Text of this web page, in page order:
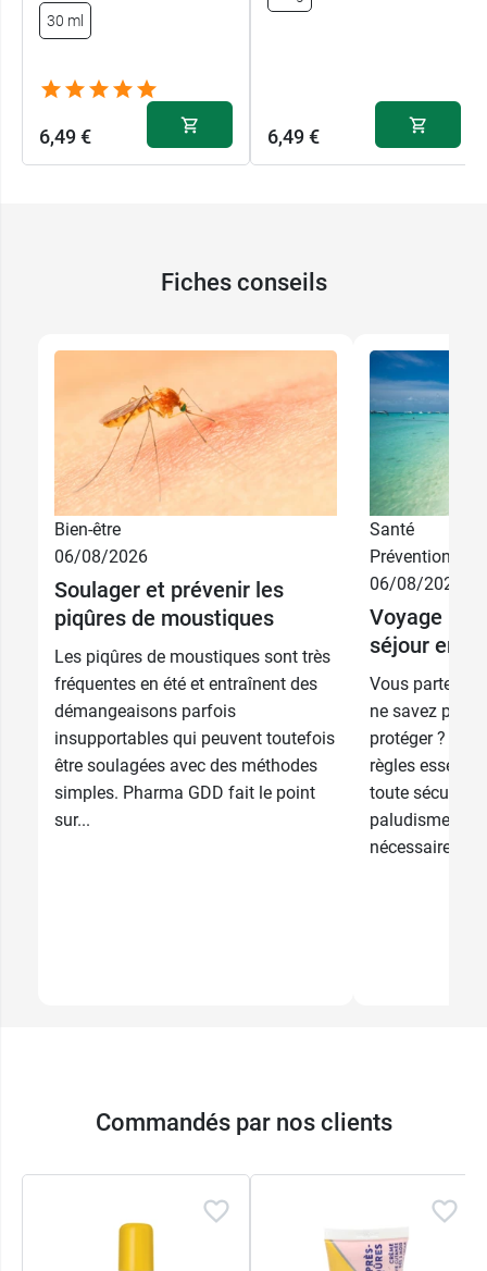
30 ml
6,49 € 6,49 €
Fiches conseils
Bien-être
06/08/2026
Soulager et prévenir les
piqûres de moustiques
Les piqûres de moustiques sont très
fréquentes en été et entraînent des
démangeaisons parfois
insupportables qui peuvent toutefois
être soulagées avec des méthodes
simples. Pharma GDD fait le point
sur...
Santé
Prévention
06/08/2026
Voyage :
séjour en
Vous partez
ne savez pas
protéger ?
règles
toute sécurité.
paludisme à
nécessaire,...
Commandés par nos clients